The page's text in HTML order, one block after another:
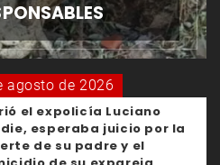
agosto de 2026
el expolicía Luciano
esperaba juicio por la
de su padre y el